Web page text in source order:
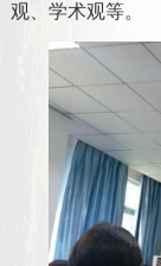
观、学术观等。